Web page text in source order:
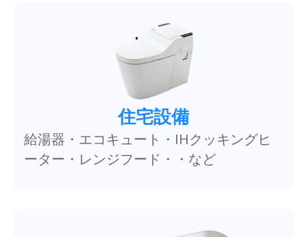
住宅設備
給湯器・エコキュート・IHクッキングヒ
ーター・レンジフード・・など